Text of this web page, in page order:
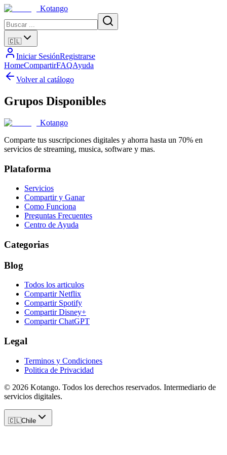
Kotango
🇨🇱
Iniciar SesiónRegistrarse
HomeCompartirFAQAyuda
Volver al catálogo
Grupos Disponibles
Kotango
Comparte tus suscripciones digitales y ahorra hasta un 70% en
servicios de streaming, musica, software y mas.
Plataforma
Servicios
Compartir y Ganar
Como Funciona
Preguntas Frecuentes
Centro de Ayuda
Categorias
Blog
Todos los articulos
Compartir Netflix
Compartir Spotify
Compartir Disney+
Compartir ChatGPT
Legal
Terminos y Condiciones
Politica de Privacidad
© 2026 Kotango. Todos los derechos reservados. Intermediario de
servicios digitales.
🇨🇱Chile